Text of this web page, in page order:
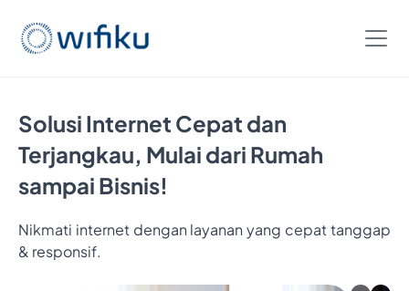
Solusi Internet Cepat dan
Terjangkau, Mulai dari Rumah
sampai Bisnis!
Nikmati internet dengan layanan yang cepat tanggap
& responsif.